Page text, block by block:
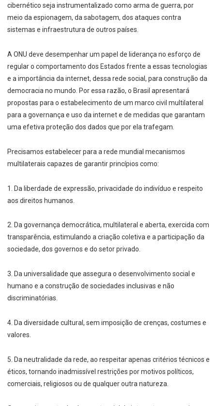
cibernético seja instrumentalizado como arma de guerra, por
meio da espionagem, da sabotagem, dos ataques contra
sistemas e infraestrutura de outros países.
A ONU deve desempenhar um papel de liderança no esforço de
regular o comportamento dos Estados frente a essas tecnologias
e a importância da internet, dessa rede social, para construção da
democracia no mundo. Por essa razão, o Brasil apresentará
propostas para o estabelecimento de um marco civil multilateral
para a governança e uso da internet e de medidas que garantam
uma efetiva proteção dos dados que por ela trafegam.
Precisamos estabelecer para a rede mundial mecanismos
multilaterais capazes de garantir princípios como:
1. Da liberdade de expressão, privacidade do indivíduo e respeito
aos direitos humanos.
2. Da governança democrática, multilateral e aberta, exercida com
transparência, estimulando a criação coletiva e a participação da
sociedade, dos governos e do setor privado.
3. Da universalidade que assegura o desenvolvimento social e
humano e a construção de sociedades inclusivas e não
discriminatórias.
4. Da diversidade cultural, sem imposição de crenças, costumes e
valores.
5. Da neutralidade da rede, ao respeitar apenas critérios técnicos e
éticos, tornando inadmissível restrições por motivos políticos,
comerciais, religiosos ou de qualquer outra natureza.